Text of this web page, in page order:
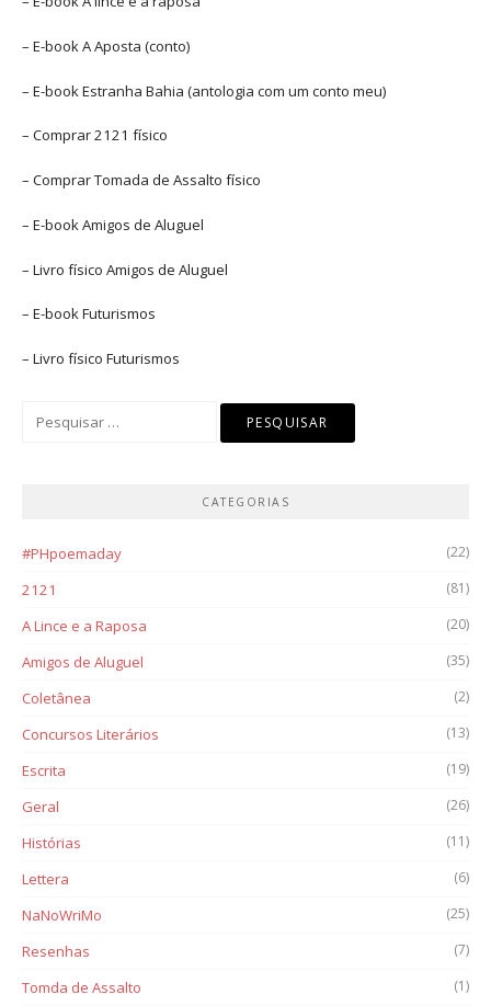
– E-bookA Aposta (conto)
– E-book Estranha Bahia (antologia com um conto meu)
– Comprar2121 físico
– ComprarTomada de Assalto físico
– E-bookAmigos de Aluguel
– Livro físico Amigos de Aluguel
– E-bookFuturismos
– Livro físico Futurismos
CATEGORIAS
#PHpoemaday (22)
2121 (81)
A Lince e a Raposa (20)
Amigos de Aluguel (35)
Coletânea (2)
Concursos Literários (13)
Escrita (19)
Geral (26)
Histórias (11)
Lettera (6)
NaNoWriMo (25)
Resenhas (7)
Tomda de Assalto (1)